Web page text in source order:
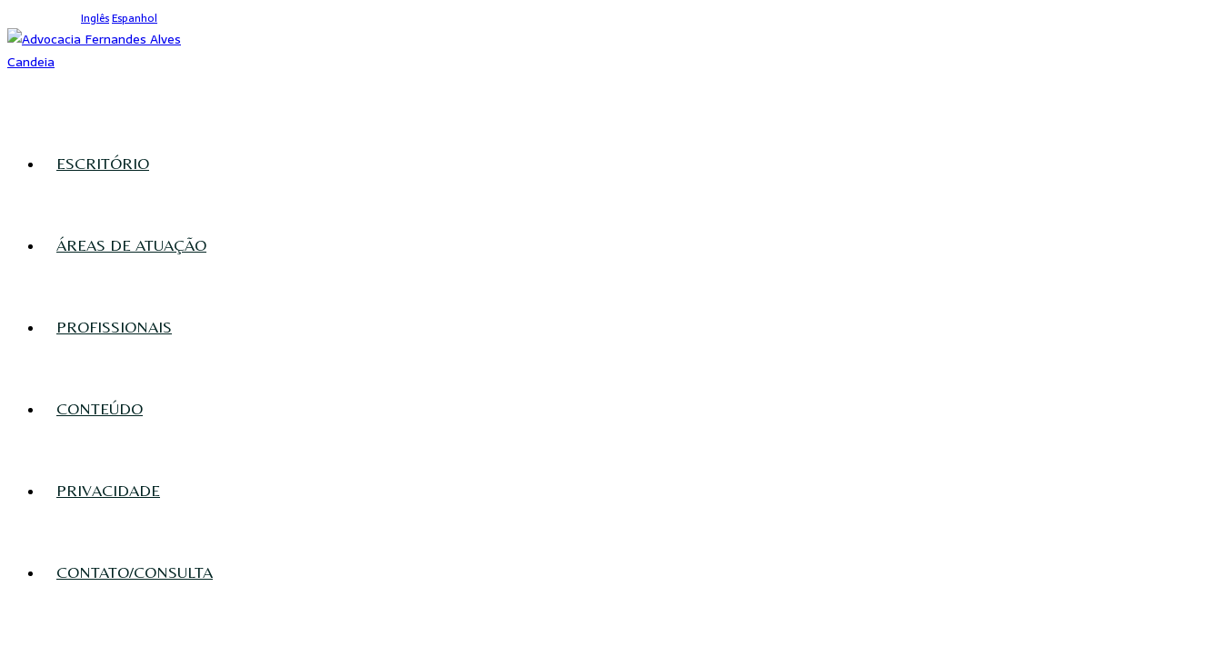
para
o
InglêsEspanhol
ESCRITÓRIO
ÁREAS DE ATUAÇÃO
PROFISSIONAIS
CONTEÚDO
PRIVACIDADE
CONTATO/CONSULTA